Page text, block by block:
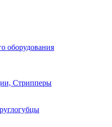
оборудования
Стрипперы